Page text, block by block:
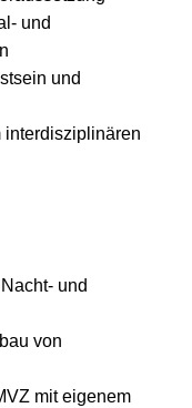
und
und
interdisziplinären
und
von
mit eigenem